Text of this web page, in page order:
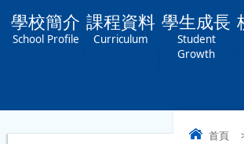
學校簡介
School Profile
課程資料
Curriculum
學生成長
Student
Growth
首頁